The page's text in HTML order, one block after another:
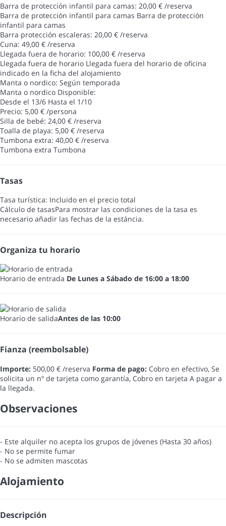
Barra de protección infantil para camas: 20,00 € /reserva
Barra de protección infantil para camas Barra de protección
infantil para camas
Barra protección escaleras: 20,00 € /reserva
Cuna: 49,00 € /reserva
Llegada fuera de horario: 100,00 € /reserva
Llegada fuera de horario Llegada fuera del horario de oficina
indicado en la ficha del alojamiento
Manta o nordico: Según temporada
Manta o nordico Disponible:
Desde el 13/6 Hasta el 1/10
Precio: 5,00 € /persona
Silla de bebé: 24,00 € /reserva
Toalla de playa: 5,00 € /reserva
Tumbona extra: 40,00 € /reserva
Tumbona extra Tumbona
Tasas
Tasa turística: Incluido en el precio total
Cálculo de tasasPara mostrar las condiciones de la tasa es
necesario añadir las fechas de la estáncia.
Organiza tu horario
Horario de entrada De Lunes a Sábado de 16:00 a 18:00
Horario de salidaAntes de las 10:00
Fianza (reembolsable)
Importe: 500,00 € /reserva Forma de pago: Cobro en efectivo, Se
solicita un nº de tarjeta como garantía, Cobro en tarjeta A pagar a
la llegada.
Observaciones
- Este alquiler no acepta los grupos de jóvenes (Hasta 30 años)
- No se permite fumar
- No se admiten mascotas
Alojamiento
Descripción